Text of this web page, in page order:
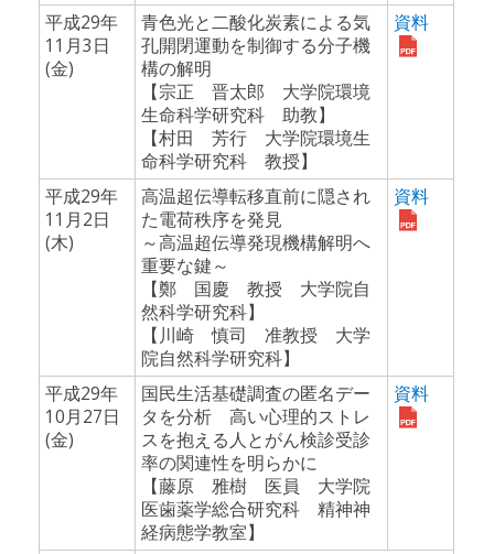
平成29年
11月3日
(金)
青色光と二酸化炭素による気
孔開閉運動を制御する分子機
構の解明
【宗正 晋太郎 大学院環境
生命科学研究科 助教】
【村田 芳行 大学院環境生
命科学研究科 教授】
資料
平成29年
11月2日
(木)
高温超伝導転移直前に隠され
た電荷秩序を発見
～高温超伝導発現機構解明へ
重要な鍵～
【鄭 国慶 教授 大学院自
然科学研究科】
【川崎 慎司 准教授 大学
院自然科学研究科】
資料
平成29年
10月27日
(金)
国民生活基礎調査の匿名デー
タを分析 高い心理的ストレ
スを抱える人とがん検診受診
率の関連性を明らかに
【藤原 雅樹 医員 大学院
医歯薬学総合研究科 精神神
経病態学教室】
資料